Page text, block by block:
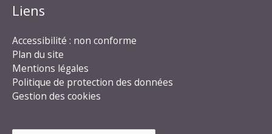
Liens
Accessibilité : non conforme
Plan du site
Mentions légales
Politique de protection des données
Gestion des cookies